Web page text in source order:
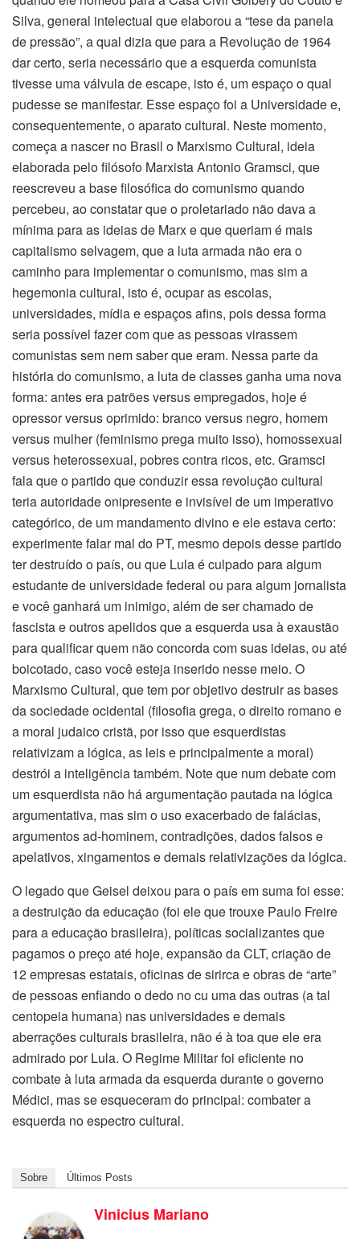
Silva, general intelectual que elaborou a “tese da panela
de pressão”, a qual dizia que para a Revolução de 1964
dar certo, seria necessário que a esquerda comunista
tivesse uma válvula de escape, isto é, um espaço o qual
pudesse se manifestar. Esse espaço foi a Universidade e,
consequentemente, o aparato cultural. Neste momento,
começa a nascer no Brasil o Marxismo Cultural, ideia
elaborada pelo filósofo Marxista Antonio Gramsci, que
reescreveu a base filosófica do comunismo quando
percebeu, ao constatar que o proletariado não dava a
mínima para as ideias de Marx e que queriam é mais
capitalismo selvagem, que a luta armada não era o
caminho para implementar o comunismo, mas sim a
hegemonia cultural, isto é, ocupar as escolas,
universidades, mídia e espaços afins, pois dessa forma
seria possível fazer com que as pessoas virassem
comunistas sem nem saber que eram. Nessa parte da
história do comunismo, a luta de classes ganha uma nova
forma: antes era patrões versus empregados, hoje é
opressor versus oprimido: branco versus negro, homem
versus mulher (feminismo prega muito isso), homossexual
versus heterossexual, pobres contra ricos, etc. Gramsci
fala que o partido que conduzir essa revolução cultural
teria autoridade onipresente e invisível de um imperativo
categórico, de um mandamento divino e ele estava certo:
experimente falar mal do PT, mesmo depois desse partido
ter destruído o país, ou que Lula é culpado para algum
estudante de universidade federal ou para algum jornalista
e você ganhará um inimigo, além de ser chamado de
fascista e outros apelidos que a esquerda usa à exaustão
para qualificar quem não concorda com suas ideias, ou até
boicotado, caso você esteja inserido nesse meio. O
Marxismo Cultural, que tem por objetivo destruir as bases
da sociedade ocidental (filosofia grega, o direito romano e
a moral judaico cristã, por isso que esquerdistas
relativizam a lógica, as leis e principalmente a moral)
destrói a inteligência também. Note que num debate com
um esquerdista não há argumentação pautada na lógica
argumentativa, mas sim o uso exacerbado de falácias,
argumentos ad-hominem, contradições, dados falsos e
apelativos, xingamentos e demais relativizações da lógica.
O legado que Geisel deixou para o país em suma foi esse:
a destruição da educação (foi ele que trouxe Paulo Freire
para a educação brasileira), políticas socializantes que
pagamos o preço até hoje, expansão da CLT, criação de
12 empresas estatais, oficinas de sirirca e obras de “arte”
de pessoas enfiando o dedo no cu uma das outras (a tal
centopeia humana) nas universidades e demais
aberrações culturais brasileira, não é à toa que ele era
admirado por Lula. O Regime Militar foi eficiente no
combate à luta armada da esquerda durante o governo
Médici, mas se esqueceram do principal: combater a
esquerda no espectro cultural.
Sobre Últimos Posts
Vinicius Mariano